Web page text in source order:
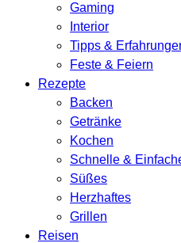
Gaming
Interior
Tipps &
Feste & Feiern
Rezepte
Backen
Getränke
Kochen
Schnelle &
Süßes
Herzhaftes
Grillen
Reisen